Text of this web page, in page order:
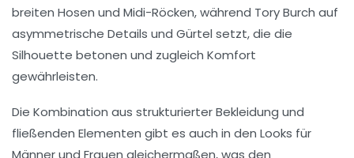
breiten Hosen und Midi-Röcken, während Tory Burch auf
asymmetrische Details und Gürtel setzt, die die
Silhouette betonen und zugleich Komfort
gewährleisten.
Die Kombination aus strukturierter Bekleidung und
fließenden Elementen gibt es auch in den Looks für
Männer und Frauen gleichermaßen, was den